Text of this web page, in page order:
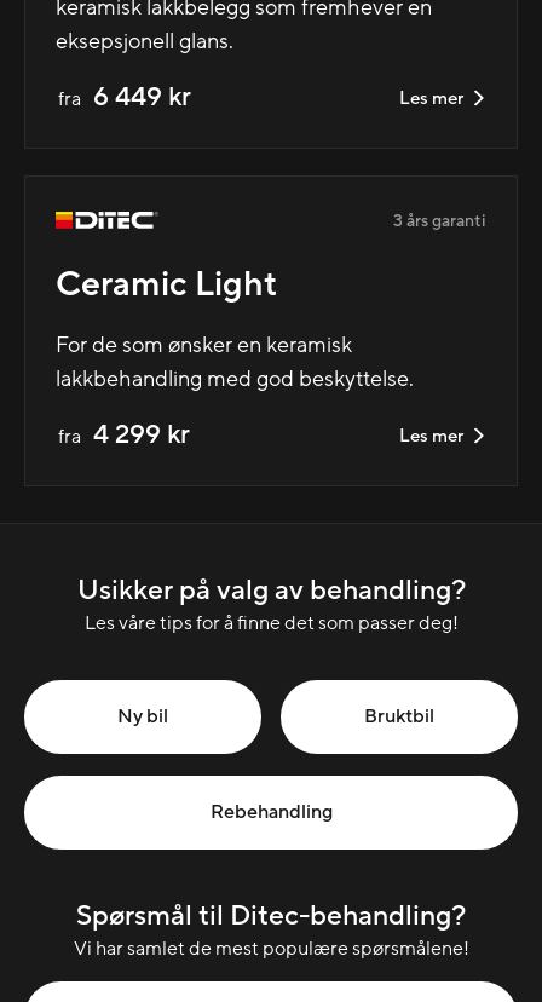
keramisk lakkbelegg som fremhever en
eksepsjonell glans.
fra 6 449 kr Les mer
3 års garanti
Ceramic Light
For de som ønsker en keramisk
lakkbehandling med god beskyttelse.
fra 4 299 kr Les mer
Usikker på valg av behandling?
Les våre tips for å finne det som passer deg!
Ny bil Bruktbil
Rebehandling
Spørsmål til Ditec-behandling?
Vi har samlet de mest populære spørsmålene!